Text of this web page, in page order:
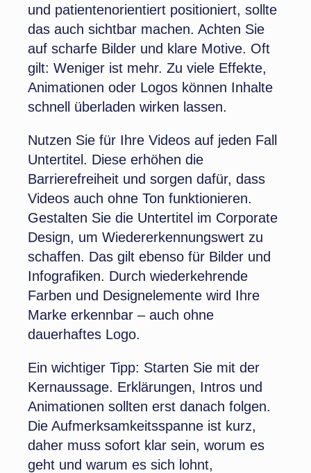
und patientenorientiert positioniert, sollte
das auch sichtbar machen. Achten Sie
auf scharfe Bilder und klare Motive. Oft
gilt: Weniger ist mehr. Zu viele Effekte,
Animationen oder Logos können Inhalte
schnell überladen wirken lassen.
Nutzen Sie für Ihre Videos auf jeden Fall
Untertitel. Diese erhöhen die
Barrierefreiheit und sorgen dafür, dass
Videos auch ohne Ton funktionieren.
Gestalten Sie die Untertitel im Corporate
Design, um Wiedererkennungswert zu
schaffen. Das gilt ebenso für Bilder und
Infografiken. Durch wiederkehrende
Farben und Designelemente wird Ihre
Marke erkennbar – auch ohne
dauerhaftes Logo.
Ein wichtiger Tipp: Starten Sie mit der
Kernaussage. Erklärungen, Intros und
Animationen sollten erst danach folgen.
Die Aufmerksamkeitsspanne ist kurz,
daher muss sofort klar sein, worum es
geht und warum es sich lohnt,